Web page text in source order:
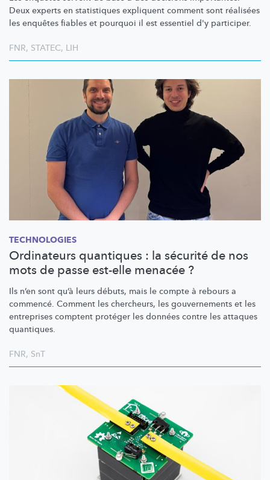
Deux experts en statistiques expliquent comment sont réalisées
les enquêtes fiables et pourquoi il est essentiel d'y participer.
FNR, STATEC, LIH
TECHNOLOGIES
Ordinateurs quantiques : la sécurité de nos
mots de passe est-elle menacée ?
Ils n’en sont qu’à leurs débuts, mais le compte à rebours a
commencé. Comment les chercheurs, les gouvernements et les
entreprises comptent protéger les données contre les attaques
quantiques.
FNR, SnT